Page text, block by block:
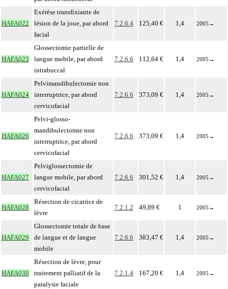
HAFA022
Exérèse transfixiante de
lésion de la joue, par abord
facial
7.2.6.4 125,40 € 1,4 2005 →
HAFA023
Glossectomie partielle de
langue mobile, par abord
intrabuccal
7.2.6.6 112,64 € 1,4 2005 →
HAFA024
Pelvimandibulectomie non
interruptrice, par abord
cervicofacial
7.2.6.6 373,09 € 1,4 2005 →
HAFA026
Pelvi-glosso-
mandibulectomie non
interruptrice, par abord
cervicofacial
7.2.6.6 373,09 € 1,4 2005 →
HAFA027
Pelviglossectomie de
langue mobile, par abord
cervicofacial
7.2.6.6 301,52 € 1,4 2005 →
HAFA028
Résection de cicatrice de
lèvre
7.2.1.2 49,89 € 1 2005 →
HAFA029
Glossectomie totale de base
de langue et de langue
mobile
7.2.6.6 383,47 € 1,4 2005 →
HAFA030
Résection de lèvre, pour
traitement palliatif de la
paralysie faciale
7.2.1.4 167,20 € 1,4 2005 →